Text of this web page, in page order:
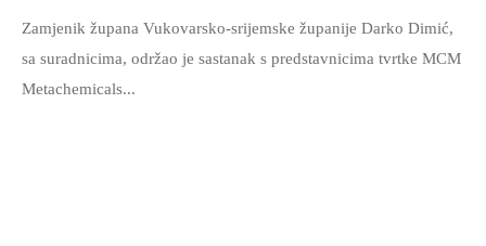
Zamjenik župana Vukovarsko-srijemske županije Darko Dimić,
sa suradnicima, održao je sastanak s predstavnicima tvrtke MCM
Metachemicals...